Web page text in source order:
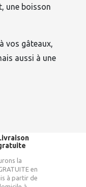
une boisson
vos gâteaux,
aussi à une
la
en
à partir de